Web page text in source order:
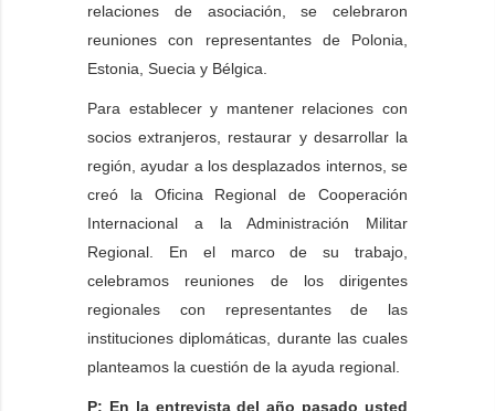
relaciones de asociación, se celebraron
reuniones con representantes de Polonia,
Estonia, Suecia y Bélgica.
Para establecer y mantener relaciones con
socios extranjeros, restaurar y desarrollar la
región, ayudar a los desplazados internos, se
creó la Oficina Regional de Cooperación
Internacional a la Administración Militar
Regional. En el marco de su trabajo,
celebramos reuniones de los dirigentes
regionales con representantes de las
instituciones diplomáticas, durante las cuales
planteamos la cuestión de la ayuda regional.
P: En la entrevista del año pasado usted